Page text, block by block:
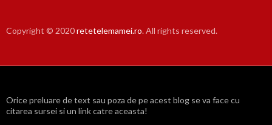
Copyright © 2020retetelemamei.ro. All rights reserved.
Orice preluare de text sau poza de pe acest blog se va face cu
citarea sursei si un link catre aceasta!